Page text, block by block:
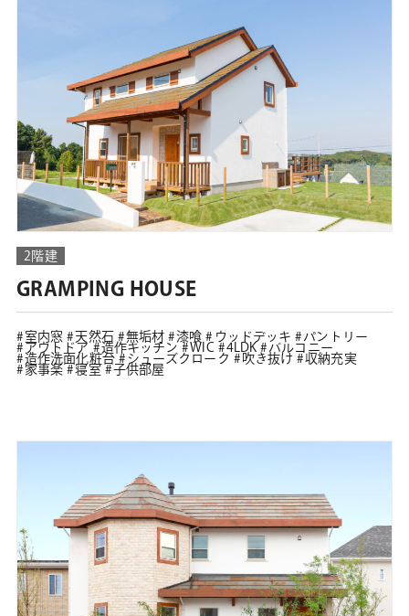
2階建
GRAMPING HOUSE
室内窓 天然石 無垢材 漆喰 ウッドデッキ
パントリー
アウトドア
造作キッチン WIC 4LDK
バルコニー
造作洗面化粧台
シューズクローク 吹き抜け
収納充実
家事楽
寝室 子供部屋